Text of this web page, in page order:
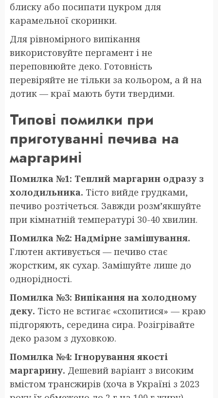
блиску або посипати цукром для
карамельної скоринки.
Для рівномірного випікання
використовуйте пергамент і не
переповнюйте деко. Готовність
перевіряйте не тільки за кольором, а й на
дотик — краї мають бути твердими.
Типові помилки при
приготуванні печива на
маргарині
Помилка №1: Теплий маргарин одразу з
холодильника. Тісто вийде грудками,
печиво розтічеться. Завжди розм’якшуйте
при кімнатній температурі 30-40 хвилин.
Помилка №2: Надмірне замішування.
Глютен активується — печиво стає
жорстким, як сухар. Замішуйте лише до
однорідності.
Помилка №3: Випікання на холодному
деку. Тісто не встигає «схопитися» — краю
підгоряють, середина сира. Розігрівайте
деко разом з духовкою.
Помилка №4: Ігнорування якості
маргарину. Дешевий варіант з високим
вмістом трансжирів (хоча в Україні з 2023